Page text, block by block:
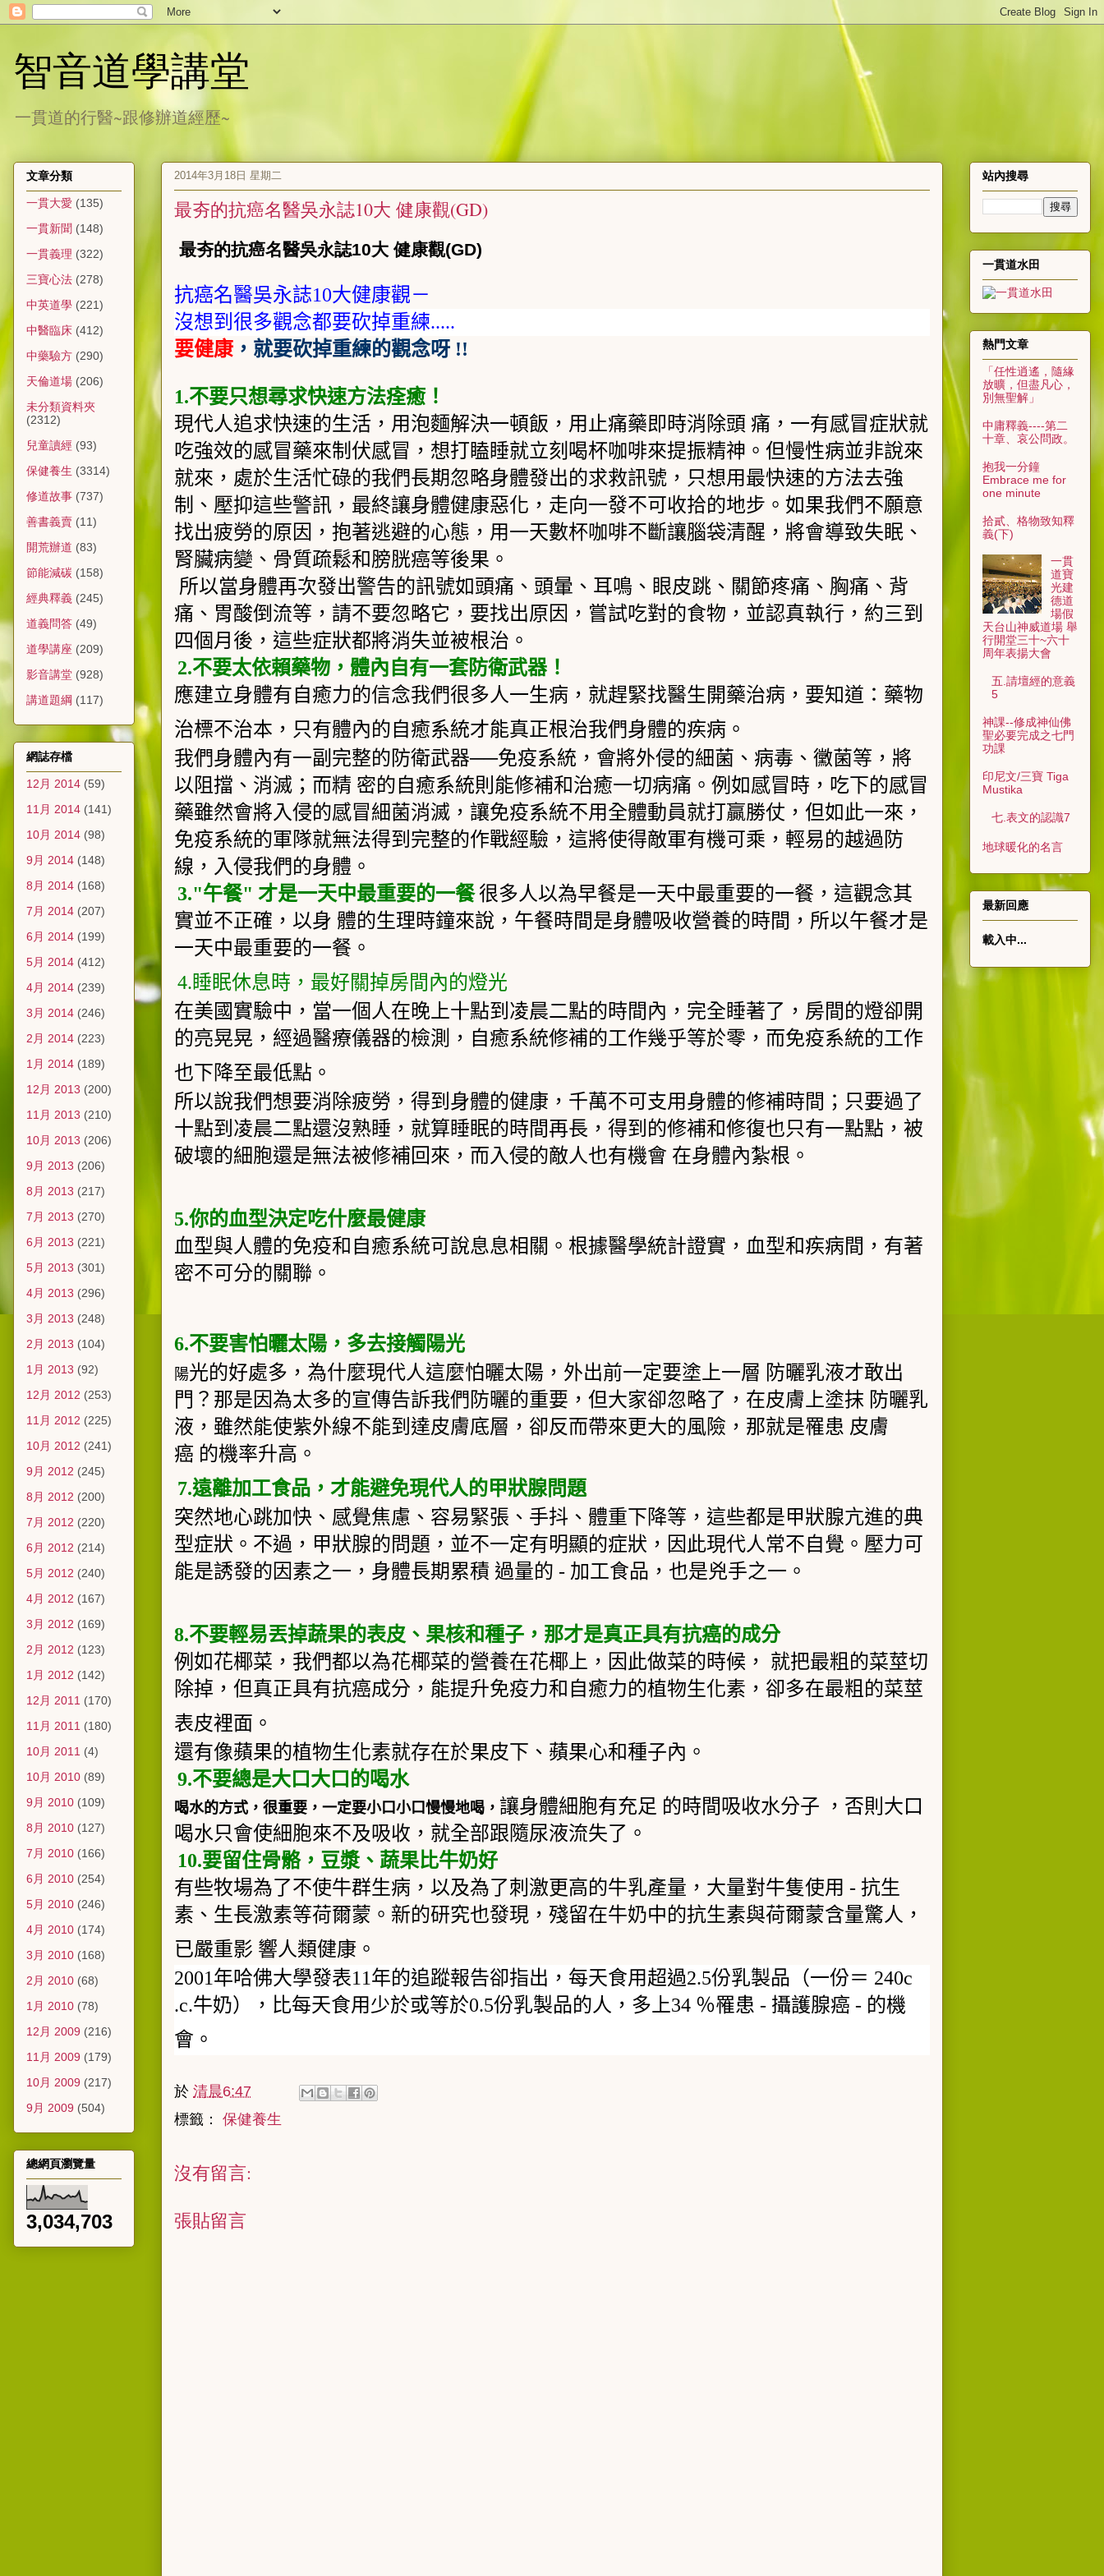
智音道學講堂
一貫道的行醫~跟修辦道經歷~
2014年3月18日 星期二
最夯的抗癌名醫吳永誌10大 健康觀(GD)
最夯的抗癌名醫吳永誌10大 健康觀(GD)
抗癌名醫吳永誌10大健康觀－
沒想到很多觀念都要砍掉重練.....
要健康 ，就要砍掉重練的觀念呀 !!
1.不要只想尋求快速方法痊癒！
現代人追求快速的生活，用泡麵解決一頓飯，用止痛藥即時消除頭 痛，一有感冒症狀就
吃強效的感冒藥來制伏感冒，想打瞌睡就立刻喝杯咖啡來提振精神。但慢性病並非說來
就來，處於生活忙碌的我們長期忽略身體發出的求救訊號，只想用最快速的方法去強
制、壓抑這些警訊，最終讓身體健康惡化，走向一發不可收拾的地步。如果我們不願意
找出疲勞的原因，抱著逃避的心態，用一天數杯咖啡不斷讓腦袋清醒，將會導致失眠、
腎臟病變、骨質疏鬆和膀胱癌等後果。
所以當身體再次發出警告的訊號如頭痛、頭暈、耳鳴、眼皮跳、關節疼痛、胸痛、背
痛、胃酸倒流等，請不要忽略它，要找出原因，嘗試吃對的食物，並認真執行，約三到
四個月後，這些症狀都將消失並被根治。
2.不要太依賴藥物，體內自有一套防衛武器！
應建立身體有自癒力的信念我們很多人一生病，就趕緊找醫生開藥治病，要知道：藥物
治標不治本，只有體內的自癒系統才能真正根治我們身體的疾病。
我們身體內有一副完整的防衛武器──免疫系統，會將外侵的細菌、病毒、黴菌等，將
以阻擋、消滅；而精 密的自癒系統則能修補和治癒一切病痛。例如感冒時，吃下的感冒
藥雖然會將入侵的感冒細菌消滅，讓免疫系統不用全體動員就打贏勝仗，但如此一來，
免疫系統的軍隊就無法得到完整的作戰經驗，這將使得敵軍有機可乘，輕易的越過防
線，入侵我們的身體。
3."午餐" 才是一天中最重要的一餐 很多人以為早餐是一天中最重要的一餐，這觀念其
實並不正確，以身 體的生理時鐘來說，午餐時間是身體吸收營養的時間，所以午餐才是
一天中最重要的一餐。
4.睡眠休息時，最好關掉房間內的燈光
在美國實驗中，當一個人在晚上十點到凌晨二點的時間內，完全睡著了，房間的燈卻開
的亮晃晃，經過醫療儀器的檢測，自癒系統修補的工作幾乎等於零，而免疫系統的工作
也下降至最低點。
所以說我們想要消除疲勞，得到身體的健康，千萬不可支用身體的修補時間；只要過了
十點到凌晨二點還沒熟睡，就算睡眠的時間再長，得到的修補和修復也只有一點點，被
破壞的細胞還是無法被修補回來，而入侵的敵人也有機會 在身體內紮根。
5.你的血型決定吃什麼最健康
血型與人體的免疫和自癒系統可說息息相關。根據醫學統計證實，血型和疾病間，有著
密不可分的關聯。
6.不要害怕曬太陽，多去接觸陽光
陽光的好處多，為什麼現代人這麼怕曬太陽，外出前一定要塗上一層 防曬乳液才敢出
門？那是因為太多的宣傳告訴我們防曬的重要，但大家卻忽略了，在皮膚上塗抹 防曬乳
液，雖然能使紫外線不能到達皮膚底層，卻反而帶來更大的風險，那就是罹患 皮膚
癌 的機率升高。
7.遠離加工食品，才能避免現代人的甲狀腺問題
突然地心跳加快、感覺焦慮、容易緊張、手抖、體重下降等，這些都是甲狀腺亢進的典
型症狀。不過，甲狀腺的問題，並不一定有明顯的症狀，因此現代人常不自覺。壓力可
能是誘發的因素之一，身體長期累積 過量的 - 加工食品，也是兇手之一。
8.不要輕易丟掉蔬果的表皮、果核和種子，那才是真正具有抗癌的成分
例如花椰菜，我們都以為花椰菜的營養在花椰上，因此做菜的時候，
就把最粗的菜莖切
除掉，但真正具有抗癌成分，能提升免疫力和自癒力的植物生化素，卻多在最粗的菜莖
表皮裡面。
還有像蘋果的植物生化素就存在於果皮下、蘋果心和種子內。
9.不要總是大口大口的喝水
喝水的方式，很重要，一定要小口小口慢慢地喝 ， 讓身體細胞有充足 的時間吸收水分子
，否則大口
喝水只會使細胞來不及吸收，就全部跟隨尿液流失了。
10.要留住骨骼，豆漿、蔬果比牛奶好
有些牧場為了不使牛群生病，以及為了刺激更高的牛乳產量，大量對牛隻使用 - 抗生
素、生長激素等荷爾蒙。新的研究也發現，殘留在牛奶中的抗生素與荷爾蒙含量驚人，
已嚴重影 響人類健康。
2001年哈佛大學發表11年的追蹤報告卻指出，每天食用超過2.5份乳製品（一份＝ 240c
.c.牛奶），比每天食用少於或等於0.5份乳製品的人，多上34 ％罹患 - 攝護腺癌 - 的機
會。
於 清晨6:47
標籤： 保健養生
沒有留言:
張貼留言
文章分類
一貫大愛 (135)
一貫新聞 (148)
一貫義理 (322)
三寶心法 (278)
中英道學 (221)
中醫臨床 (412)
中藥驗方 (290)
天倫道場 (206)
未分類資料夾
(2312)
兒童讀經 (93)
保健養生 (3314)
修道故事 (737)
善書義賣 (11)
開荒辦道 (83)
節能減碳 (158)
經典釋義 (245)
道義問答 (49)
道學講座 (209)
影音講堂 (928)
講道題綱 (117)
網誌存檔
12月 2014 (59)
11月 2014 (141)
10月 2014 (98)
9月 2014 (148)
8月 2014 (168)
7月 2014 (207)
6月 2014 (199)
5月 2014 (412)
4月 2014 (239)
3月 2014 (246)
2月 2014 (223)
1月 2014 (189)
12月 2013 (200)
11月 2013 (210)
10月 2013 (206)
9月 2013 (206)
8月 2013 (217)
7月 2013 (270)
6月 2013 (221)
5月 2013 (301)
4月 2013 (296)
3月 2013 (248)
2月 2013 (104)
1月 2013 (92)
12月 2012 (253)
11月 2012 (225)
10月 2012 (241)
9月 2012 (245)
8月 2012 (200)
7月 2012 (220)
6月 2012 (214)
5月 2012 (240)
4月 2012 (167)
3月 2012 (169)
2月 2012 (123)
1月 2012 (142)
12月 2011 (170)
11月 2011 (180)
10月 2011 (4)
10月 2010 (89)
9月 2010 (109)
8月 2010 (127)
7月 2010 (166)
6月 2010 (254)
5月 2010 (246)
4月 2010 (174)
3月 2010 (168)
2月 2010 (68)
1月 2010 (78)
12月 2009 (216)
11月 2009 (179)
10月 2009 (217)
9月 2009 (504)
總網頁瀏覽量
3,034,703
站內搜尋
一貫道水田
熱門文章
「任性逍遙，隨緣
放曠，但盡凡心，
別無聖解」
中庸釋義----第二
十章、哀公問政。
抱我一分鐘
Embrace me for
one minute
拾貳、格物致知釋
義(下)
一貫
道寶
光建
德道
場假
天台山神威道場 舉
行開堂三十~六十
周年表揚大會
五.請壇經的意義
5
神課--修成神仙佛
聖必要完成之七門
功課
印尼文/三寶 Tiga
Mustika
七.表文的認識7
地球暖化的名言
最新回應
載入中...